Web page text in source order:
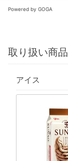
Powered by GOGA
取り扱い商品
アイス